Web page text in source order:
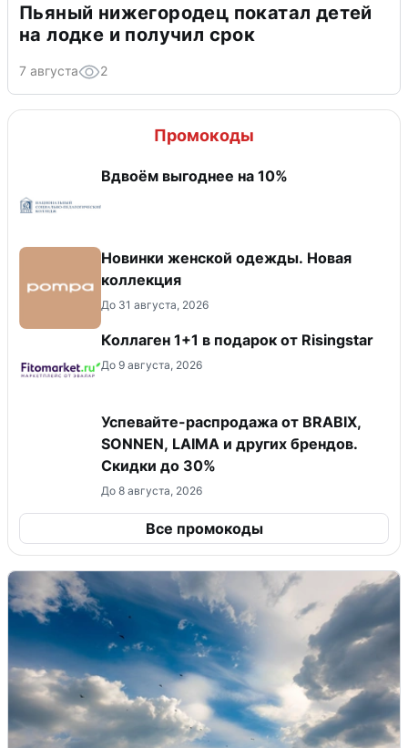
Пьяный нижегородец покатал детей
на лодке и получил срок
7 августа 2
Промокоды
Вдвоём выгоднее на 10%
Новинки женской одежды. Новая
коллекция
До 31 августа, 2026
Коллаген 1+1 в подарок от Risingstar
До 9 августа, 2026
Успевайте-распродажа от BRABIX,
SONNEN, LAIMA и других брендов.
Скидки до 30%
До 8 августа, 2026
Все промокоды